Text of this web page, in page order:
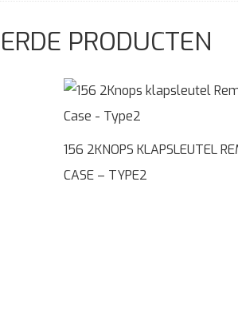
PRODUCTEN
156 2KNOPS KLAPSLEUTEL
CASE – TYPE2